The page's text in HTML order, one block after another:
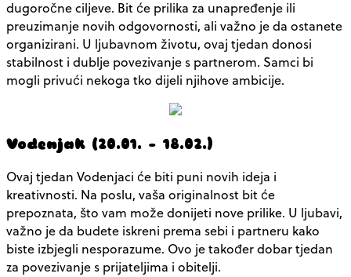
dugoročne ciljeve. Bit će prilika za unapređenje ili
preuzimanje novih odgovornosti, ali važno je da ostanete
organizirani. U ljubavnom životu, ovaj tjedan donosi
stabilnost i dublje povezivanje s partnerom. Samci bi
mogli privući nekoga tko dijeli njihove ambicije.
Vodenjak (20.01. – 18.02.)
Ovaj tjedan Vodenjaci će biti puni novih ideja i
kreativnosti. Na poslu, vaša originalnost bit će
prepoznata, što vam može donijeti nove prilike. U ljubavi,
važno je da budete iskreni prema sebi i partneru kako
biste izbjegli nesporazume. Ovo je također dobar tjedan
za povezivanje s prijateljima i obitelji.